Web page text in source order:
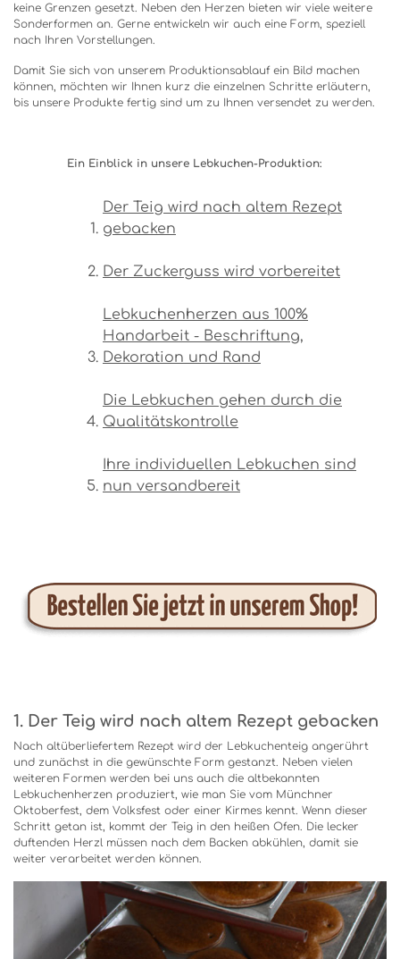
keine Grenzen gesetzt. Neben den Herzen bieten wir viele weitere
Sonderformen an. Gerne entwickeln wir auch eine Form, speziell
nach Ihren Vorstellungen.
Damit Sie sich von unserem Produktionsablauf ein Bild machen
können, möchten wir Ihnen kurz die einzelnen Schritte erläutern,
bis unsere Produkte fertig sind um zu Ihnen versendet zu werden.
Ein Einblick in unsere Lebkuchen-Produktion:
Der Teig wird nach altem Rezept
gebacken
Der Zuckerguss wird vorbereitet
Lebkuchenherzen aus 100%
Handarbeit - Beschriftung,
Dekoration und Rand
Die Lebkuchen gehen durch die
Qualitätskontrolle
Ihre individuellen Lebkuchen sind
nun versandbereit
1. Der Teig wird nach altem Rezept gebacken
Nach altüberliefertem Rezept wird der Lebkuchenteig angerührt
und zunächst in die gewünschte Form gestanzt. Neben vielen
weiteren Formen werden bei uns auch die altbekannten
Lebkuchenherzen produziert, wie man Sie vom Münchner
Oktoberfest, dem Volksfest oder einer Kirmes kennt. Wenn dieser
Schritt getan ist, kommt der Teig in den heißen Ofen. Die lecker
duftenden Herzl müssen nach dem Backen abkühlen, damit sie
weiter verarbeitet werden können.